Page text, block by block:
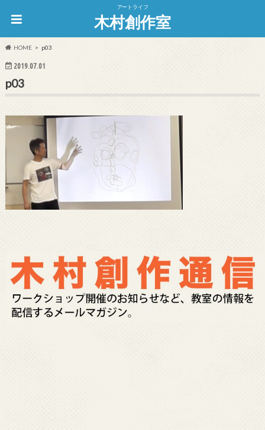
アートライフ
木村創作室
HOME p03
2019.07.01
p03